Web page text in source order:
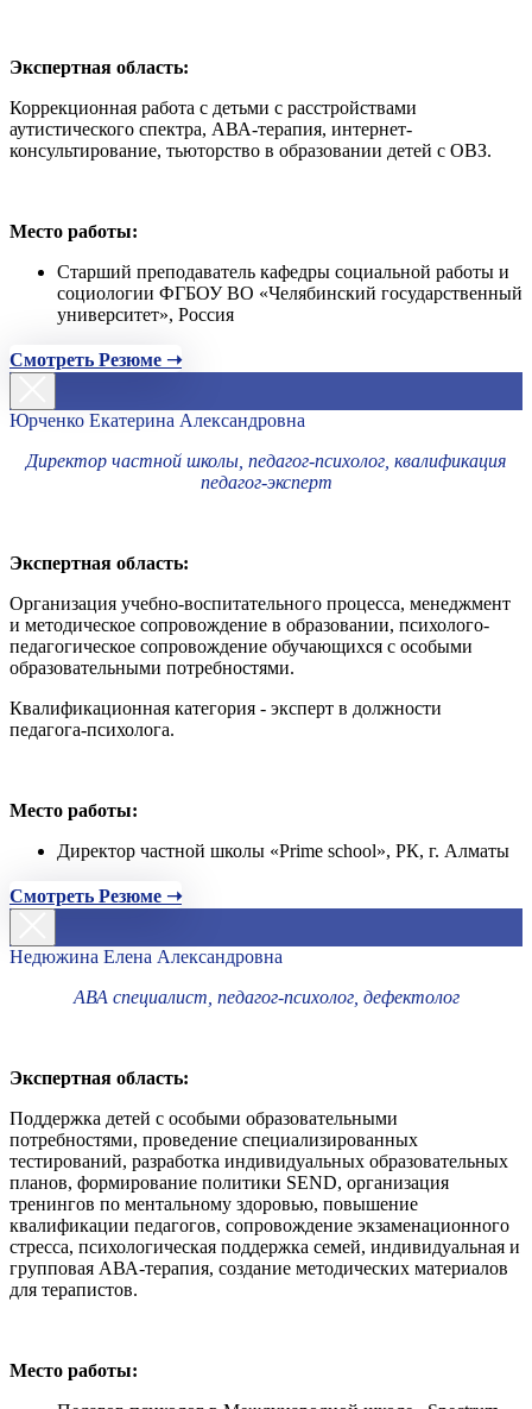
Экспертная область:
Коррекционная работа с детьми с расстройствами
аутистического спектра, АВА-терапия, интернет-
консультирование, тьюторство в образовании детей с ОВЗ.
Место работы:
Старший преподаватель кафедры социальной работы и
социологии ФГБОУ ВО «Челябинский государственный
университет», Россия
Смотреть Резюме ➝
Юрченко Екатерина Александровна
Директор частной школы, педагог-психолог, квалификация
педагог-эксперт
Экспертная область:
Организация учебно-воспитательного процесса, менеджмент
и методическое сопровождение в образовании, психолого-
педагогическое сопровождение обучающихся с особыми
образовательными потребностями.
Квалификационная категория - эксперт в должности
педагога-психолога.
Место работы:
Директор частной школы «Prime school», РК, г. Алматы
Смотреть Резюме ➝
Недюжина Елена Александровна
АВА специалист, педагог-психолог, дефектолог
Экспертная область:
Поддержка детей с особыми образовательными
потребностями, проведение специализированных
тестирований, разработка индивидуальных образовательных
планов, формирование политики SEND, организация
тренингов по ментальному здоровью, повышение
квалификации педагогов, сопровождение экзаменационного
стресса, психологическая поддержка семей, индивидуальная и
групповая АВА-терапия, создание методических материалов
для терапистов.
Место работы: